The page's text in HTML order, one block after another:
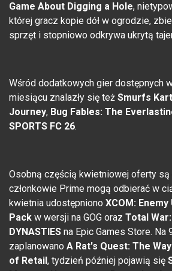
Game About Digging a Hole,
której gracz kopie dół w ogrodzie,
sprzęt i stopniowo odkrywa ukrytą
Wśród dodatkowych gier dostępnych
miesiącu znalazły się też Smurfs Kart
Journey, Bug Fables: The
SPORTS FC 26.
Osobną częścią kwietniowej oferty są
członkowie Prime mogą odbierać w
kwietnia udostępniono XCOM:
Pack w wersji na GOG oraz Total War:
DYNASTIES na Epic Games Store. Na
zaplanowano A Rat's Quest: The
of Retail , tydzień później pojawią się